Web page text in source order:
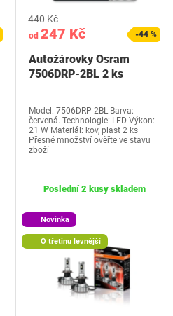
od 247 Kč
440 Kč
-44 %
Autožárovky Osram
7506DRP-2BL 2 ks
Model: 7506DRP-2BL Barva:
červená. Technologie: LED Výkon:
21 W Materiál: kov, plast 2 ks –
Přesné množství ověřte ve stavu
zboží
Poslední 2 kusy skladem
Novinka
O třetinu levnější